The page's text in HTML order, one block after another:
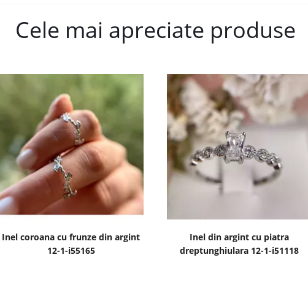
Cele mai apreciate produse
Inel coroana cu frunze din argint
12-1-i55165
Inel din argint cu piatra
dreptunghiulara 12-1-i51118